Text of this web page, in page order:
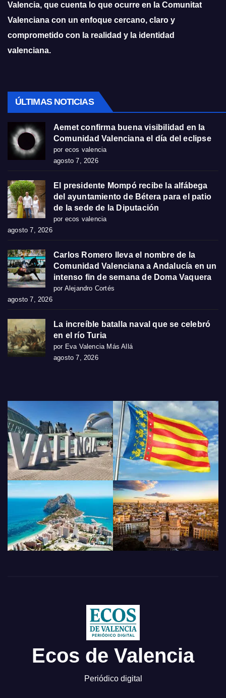
Valencia, que cuenta lo que ocurre en la Comunitat
Valenciana con un enfoque cercano, claro y
comprometido con la realidad y la identidad
valenciana.
ÚLTIMAS NOTICIAS
Aemet confirma buena visibilidad en la
Comunidad Valenciana el día del eclipse
por ecos valencia
agosto 7, 2026
El presidente Mompó recibe la alfábega
del ayuntamiento de Bétera para el patio
de la sede de la Diputación
por ecos valencia
agosto 7, 2026
Carlos Romero lleva el nombre de la
Comunidad Valenciana a Andalucía en un
intenso fin de semana de Doma Vaquera
por Alejandro Cortés
agosto 7, 2026
La increíble batalla naval que se celebró
en el río Turia
por Eva Valencia Más Allá
agosto 7, 2026
Ecos de Valencia
Periódico digital